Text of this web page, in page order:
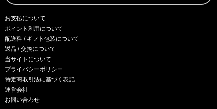
お支払について
ポイント利用について
配送料 / ギフト包装について
返品 / 交換について
当サイトについて
プライバシーポリシー
特定商取引法に基づく表記
運営会社
お問い合わせ